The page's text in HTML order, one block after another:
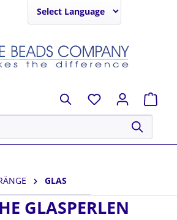
GLAS
GLASPERLEN